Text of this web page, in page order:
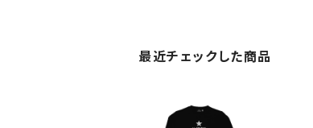
最近チェックした商品